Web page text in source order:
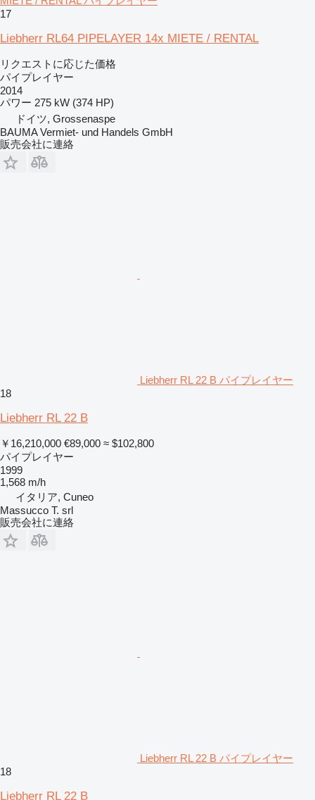
17
Liebherr RL64 PIPELAYER 14x MIETE / RENTAL
リクエストに応じた価格
パイプレイヤー
2014
パワー 275 kW (374 HP)
ドイツ, Grossenaspe
BAUMA Vermiet- und Handels GmbH
販売会社に連絡
Liebherr RL 22 B パイプレイヤー
18
Liebherr RL 22 B
￥16,210,000 €89,000 ≈ $102,800
パイプレイヤー
1999
1,568 m/h
イタリア, Cuneo
Massucco T. srl
販売会社に連絡
Liebherr RL 22 B パイプレイヤー
18
Liebherr RL 22 B